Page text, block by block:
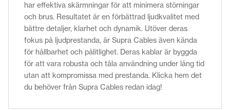
har effektiva skärmningar för att minimera störningar
och brus. Resultatet är en förbättrad ljudkvalitet med
bättre detaljer, klarhet och dynamik. Utöver deras
fokus på ljudprestanda, är Supra Cables även kända
för hållbarhet och pålitlighet. Deras kablar är byggda
för att vara robusta och tåla användning under lång tid
utan att kompromissa med prestanda. Klicka hem det
du behöver från Supra Cables redan idag!